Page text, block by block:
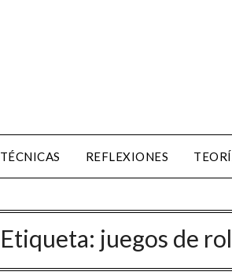
TÉCNICAS REFLEXIONES
Etiqueta: juegos de